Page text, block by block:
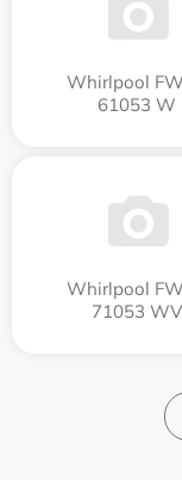
Whirlpool
61053 W
Whirlpool
71053 WV